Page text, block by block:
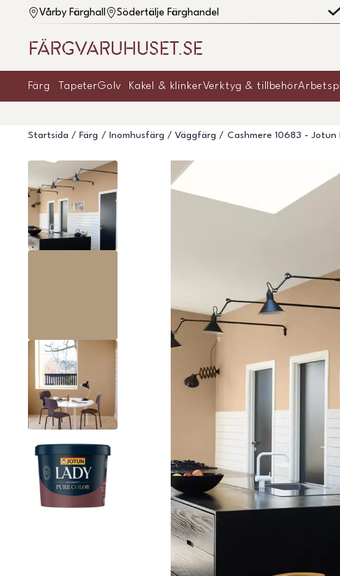
Vårby Färghall Södertälje Färghandel
Färg TapeterGolv Kakel & klinkerVerktyg & tillbehör
Startsida Färg Inomhusfärg Väggfärg Cashmere 10683 - Jotun